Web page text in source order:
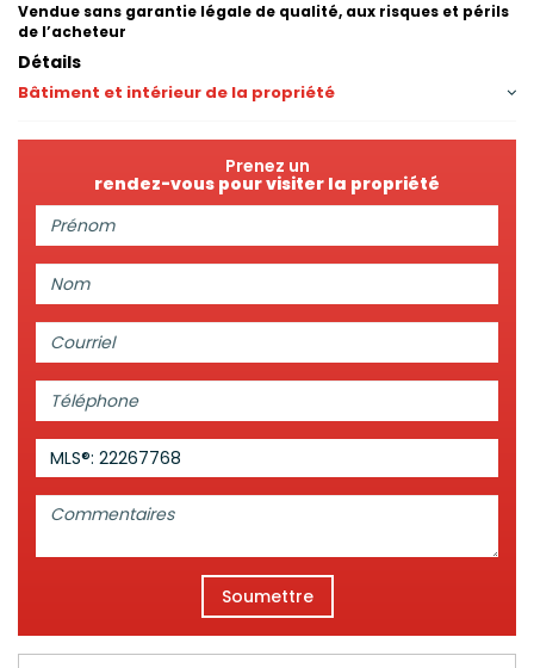
Vendue sans garantie légale de qualité, aux risques et périls
de l’acheteur
Détails
Bâtiment et intérieur de la propriété
Prenez un
rendez-vous pour visiter la propriété
Prénom:
Courriel:
Téléphone:
MLS®: 22267768
Commentaires:
Soumettre